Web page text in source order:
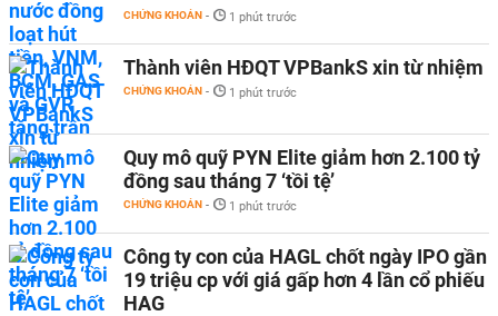
CHỨNG KHOÁN - 1 phút trước
Thành viên HĐQT VPBankS xin từ nhiệm
CHỨNG KHOÁN - 1 phút trước
Quy mô quỹ PYN Elite giảm hơn 2.100 tỷ
đồng sau tháng 7 ‘tồi tệ’
CHỨNG KHOÁN - 1 phút trước
Công ty con của HAGL chốt ngày IPO gần
19 triệu cp với giá gấp hơn 4 lần cổ phiếu
HAG